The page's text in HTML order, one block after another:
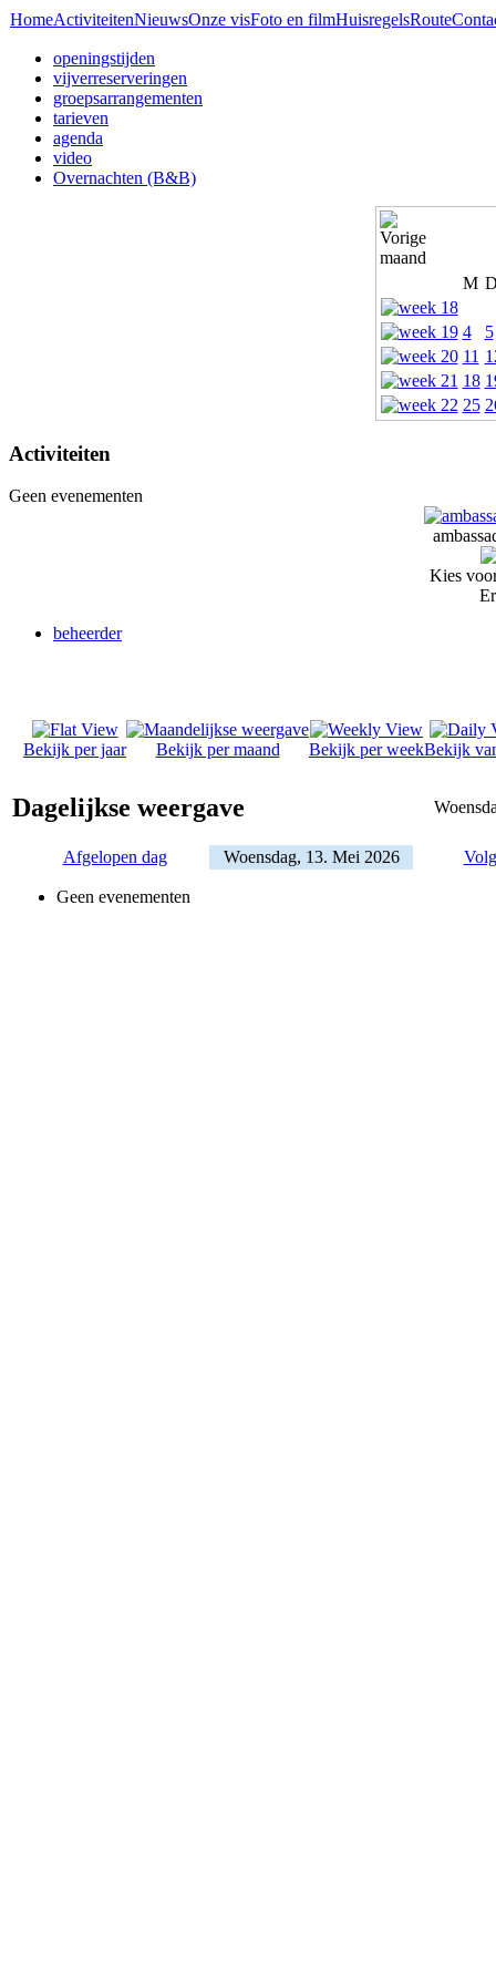
HomeActiviteitenNieuwsOnze visFoto en filmHuisregelsRoute
openingstijden
vijverreserveringen
groepsarrangementen
tarieven
agenda
video
Overnachten (B&B)
M
4
5
11
18
25
Activiteiten
Geen evenementen
Kies
beheerder
Bekijk per jaar Bekijk per maand Bekijk per weekBekijk
Dagelijkse weergave
Afgelopen dag Woensdag, 13. Mei 2026
Geen evenementen